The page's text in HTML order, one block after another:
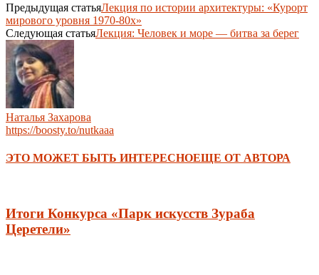
Предыдущая статьяЛекция по истории архитектуры: «Курорт
мирового уровня 1970-80х»
Следующая статьяЛекция: Человек и море — битва за берег
Наталья Захарова
https://boosty.to/nutkaaa
ЭТО МОЖЕТ БЫТЬ ИНТЕРЕСНОЕЩЕ ОТ АВТОРА
Итоги Конкурса «Парк искусств Зураба
Церетели»